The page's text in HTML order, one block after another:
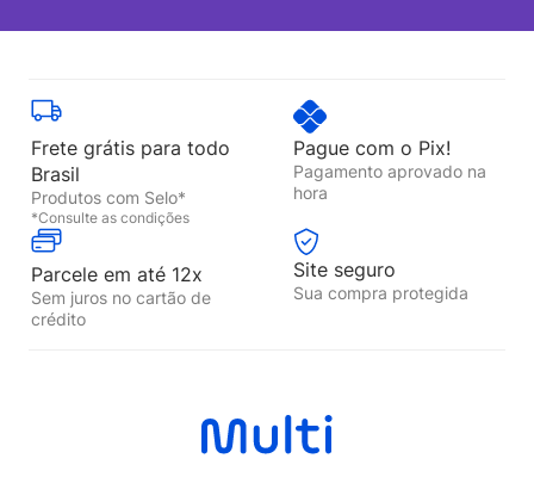
Frete grátis para todo
Brasil
Produtos com Selo*
*Consulte as condições
Pague com o Pix!
Pagamento aprovado na
hora
Parcele em até 12x
Sem juros no cartão de
crédito
Site seguro
Sua compra protegida